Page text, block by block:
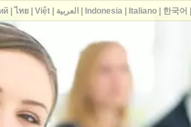
| ไทย| Việt| العربية Indonesia| Italiano| 한국어